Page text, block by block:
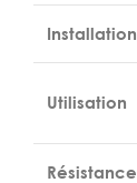
Installation
Utilisation
Résistance